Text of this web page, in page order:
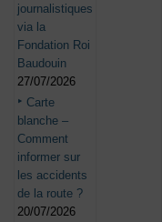
journalistiques
via la
Fondation Roi
Baudouin
27/07/2026
Carte
blanche –
Comment
informer sur
les accidents
de la route ?
20/07/2026